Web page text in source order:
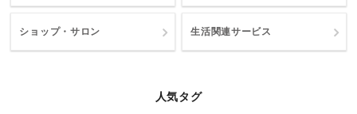
ショップ・サロン 生活関連サービス
人気タグ